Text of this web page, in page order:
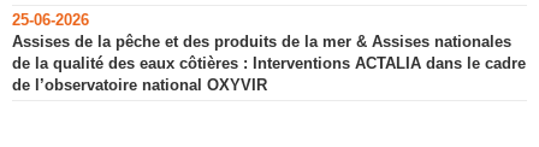
25-06-2026
Assises de la pêche et des produits de la mer & Assises nationales
de la qualité des eaux côtières : Interventions ACTALIA dans le cadre
de l’observatoire national OXYVIR